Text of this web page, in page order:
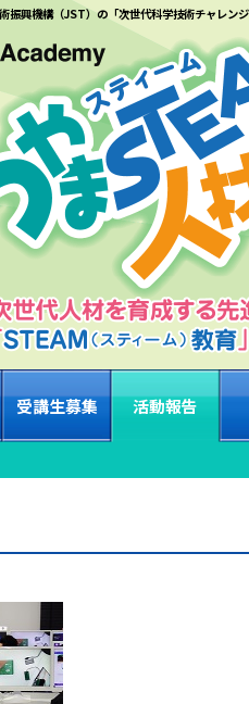
振興機構（JST）の「次世代科学技術チャレン
受講生募集 活動報告